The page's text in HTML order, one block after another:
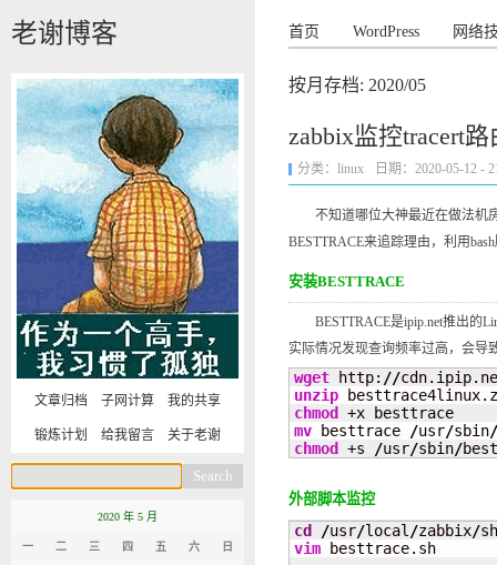
老谢博客 首页 WordPress 网络
按月存档: 2020/05
zabbix监控tracert路
分类： linux 日期：2020-05-12 -
不知道哪位大神最近在做法机房
BESTTRACE来追踪理由，利用
安装BESTTRACE
BESTTRACE是ipip.net推出的
实际情况发现查询频率过高，会导
wget http: //
unzip
chmod
mv besttrace /usr/sbin/
chmod
+s /usr/sbin/
外部脚本监控
cd /usr/local/zabbix/
vim besttrace.sh
文章归档 子网计算 我的共享
锻炼计划 给我留言 关于老谢
2020 年 5 月
一 二 三 四 五 六 日